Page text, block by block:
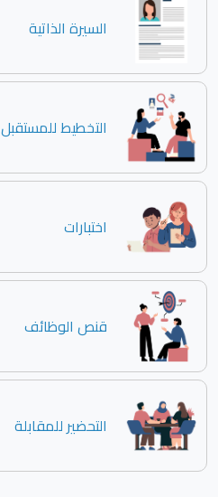
السيرة الذاتية
التخطيط للمستقبل
اختبارات
قنص الوظائف
التحضير للمقابلة